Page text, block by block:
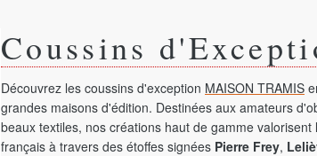
Coussins
Découvrez les coussins d'exception MAISON TRAMIS
grandes maisons d'édition. Destinées aux amateurs
beaux textiles, nos créations haut de gamme valorisent
français à travers des étoffes signées Pierre Frey,